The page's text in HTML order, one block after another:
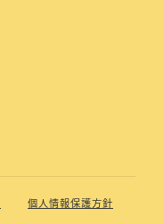
個人情報保護方針